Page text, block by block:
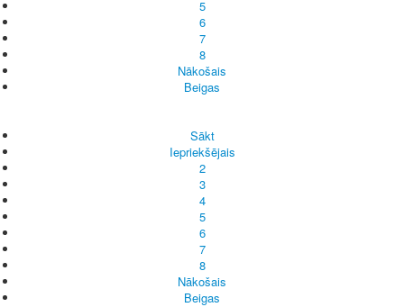
5
6
7
8
Nākošais
Beigas
Sākt
Iepriekšējais
2
3
4
5
6
7
8
Nākošais
Beigas